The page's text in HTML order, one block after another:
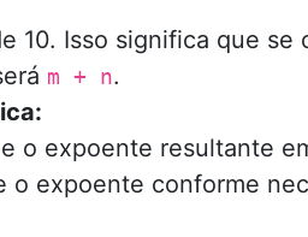
10. Isso significa que se
m + n.
o expoente resultante
o expoente conforme